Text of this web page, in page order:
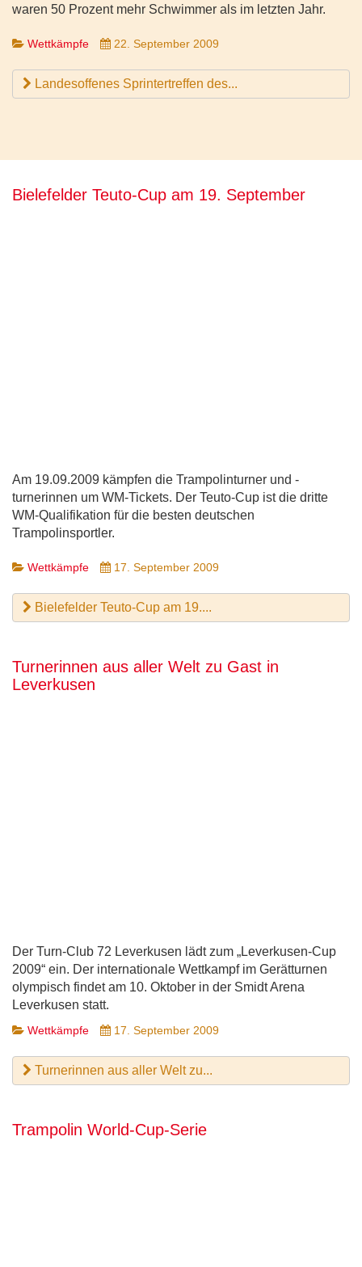
waren 50 Prozent mehr Schwimmer als im letzten Jahr.
Wettkämpfe 22. September 2009
Landesoffenes Sprintertreffen des...
Bielefelder Teuto-Cup am 19. September
Am 19.09.2009 kämpfen die Trampolinturner und -
turnerinnen um WM-Tickets. Der Teuto-Cup ist die dritte
WM-Qualifikation für die besten deutschen
Trampolinsportler.
Wettkämpfe 17. September 2009
Bielefelder Teuto-Cup am 19....
Turnerinnen aus aller Welt zu Gast in
Leverkusen
Der Turn-Club 72 Leverkusen lädt zum „Leverkusen-Cup
2009“ ein. Der internationale Wettkampf im Gerätturnen
olympisch findet am 10. Oktober in der Smidt Arena
Leverkusen statt.
Wettkämpfe 17. September 2009
Turnerinnen aus aller Welt zu...
Trampolin World-Cup-Serie